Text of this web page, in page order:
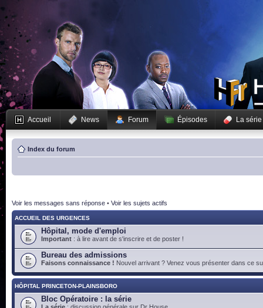
Accueil News Forum Épisodes La série
Index du forum
Voir les messages sans réponse • Voir les sujets actifs
ACCUEIL DES URGENCES
Hôpital, mode d'emploi
Important : à lire avant de s'inscrire et de poster !
Bureau des admissions
Faisons connaissance ! Nouvel arrivant ? Venez vous présenter dans ce
HÔPITAL PRINCETON-PLAINSBORO
Bloc Opératoire : la série
La série : discussion générale sur Dr House.